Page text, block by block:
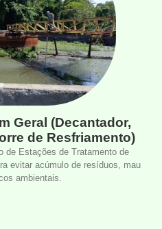
Geral (Decantador,
de Resfriamento)
de Estações de Tratamento de
evitar acúmulo de resíduos, mau
ambientais.